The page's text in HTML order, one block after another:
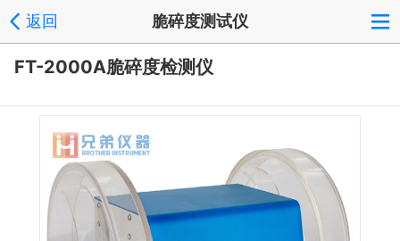
返回 脆碎度测试仪
FT-2000A脆碎度检测仪